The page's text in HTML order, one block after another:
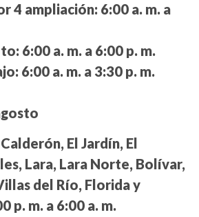
4 ampliación: 6:00 a. m. a
6:00 a. m. a 6:00 p. m.
6:00 a. m. a 3:30 p. m.
El Jardín, El
Lara, Lara Norte, Bolívar,
del Río, Florida y
p. m. a 6:00 a. m.